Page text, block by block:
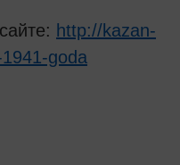
http://kazan-
goda